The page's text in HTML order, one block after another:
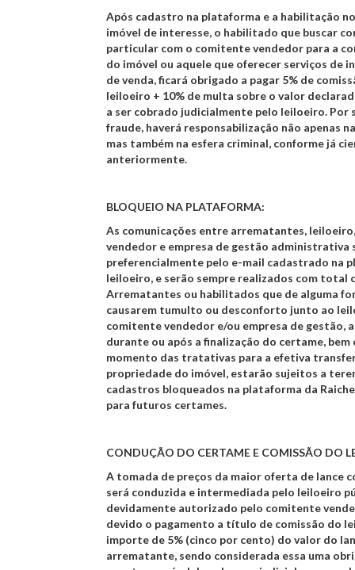
Após cadastro na plataforma e a habilitação
imóvel de interesse, o habilitado que buscar
particular com o comitente vendedor para a
do imóvel ou aquele que oferecer serviços de
de venda, ficará obrigado a pagar 5% de
leiloeiro + 10% de multa sobre o valor
a ser cobrado judicialmente pelo leiloeiro. Por
fraude, haverá responsabilização não apenas
mas também na esfera criminal, conforme já
anteriormente.
BLOQUEIO NA PLATAFORMA:
As comunicações entre arrematantes,
vendedor e empresa de gestão administrativa
preferencialmente pelo e-mail cadastrado na
leiloeiro, e serão sempre realizados com total
Arrematantes ou habilitados que de alguma
causarem tumulto ou desconforto junto ao
comitente vendedor e/ou empresa de gestão,
durante ou após a finalização do certame, bem
momento das tratativas para a efetiva
propriedade do imóvel, estarão sujeitos a
cadastros bloqueados na plataforma da
para futuros certames.
CONDUÇÃO DO CERTAME E COMISSÃO DO
A tomada de preços da maior oferta de lance
será conduzida e intermediada pelo leiloeiro
devidamente autorizado pelo comitente
devido o pagamento a título de comissão do
importe de 5% (cinco por cento) do valor do
arrematante, sendo considerada essa uma